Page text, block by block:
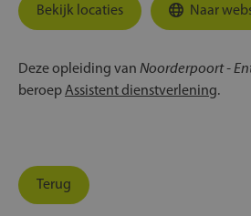
Bekijk locaties Naar
Deze opleiding van Noorderpoort -
beroepAssistent dienstverlening.
Terug